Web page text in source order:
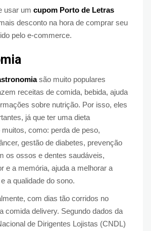
usar um cupom Porto de Letras
desconto na hora de comprar seu
pelo e-commerce.
são muito populares
receitas de comida, bebida, ajuda
sobre nutrição. Por isso, eles
já que ter uma dieta
como: perda de peso,
gestão de diabetes, prevenção
os ossos e dentes saudáveis,
e a memória, ajuda a melhorar a
a qualidade do sono.
com dias tão corridos no
comida delivery. Segundo dados da
de Dirigentes Lojistas (CNDL)